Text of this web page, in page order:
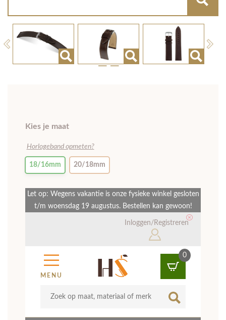
Previous Next
Kies je maat
Horlogeband opmeten?
18/16mm 20/18mm
Let op: Wegens vakantie is onze fysieke winkel gesloten
t/m woensdag 19 augustus. Bestellen kan gewoon!
Inloggen/Registreren
MENU
0